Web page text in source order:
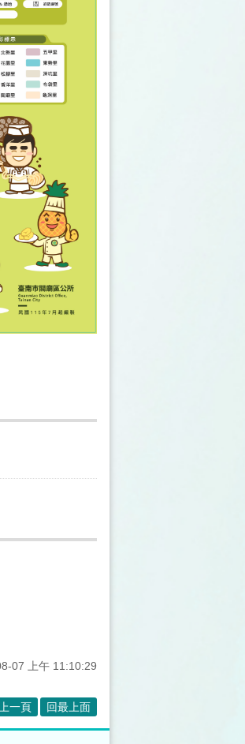
07 上午 11:10:29
一頁 回最上面